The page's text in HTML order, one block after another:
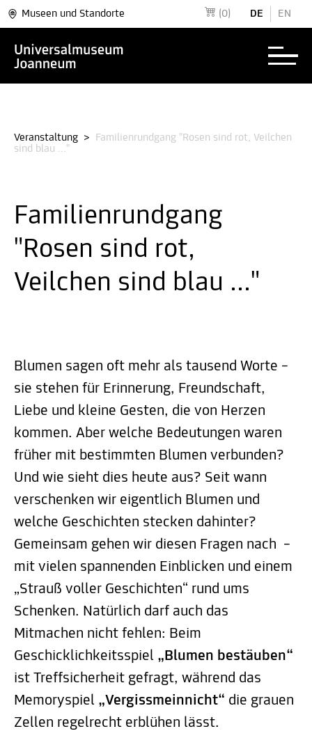
Museen und Standorte (0) DE EN
Veranstaltung >
Familienrundgang "Rosen sind rot, Veilchen
sind blau ..."
Familienrundgang
"Rosen sind rot,
Veilchen sind blau ..."
Blumen sagen oft mehr als tausend Worte –
sie stehen für Erinnerung, Freundschaft,
Liebe und kleine Gesten, die von Herzen
kommen. Aber welche Bedeutungen waren
früher mit bestimmten Blumen verbunden?
Und wie sieht dies heute aus? Seit wann
verschenken wir eigentlich Blumen und
welche Geschichten stecken dahinter?
Gemeinsam gehen wir diesen Fragen nach –
mit vielen spannenden Einblicken und einem
„Strauß voller Geschichten“ rund ums
Schenken. Natürlich darf auch das
Mitmachen nicht fehlen: Beim
Geschicklichkeitsspiel „Blumen bestäuben“
ist Treffsicherheit gefragt, während das
Memoryspiel „Vergissmeinnicht“ die grauen
Zellen regelrecht erblühen lässt.